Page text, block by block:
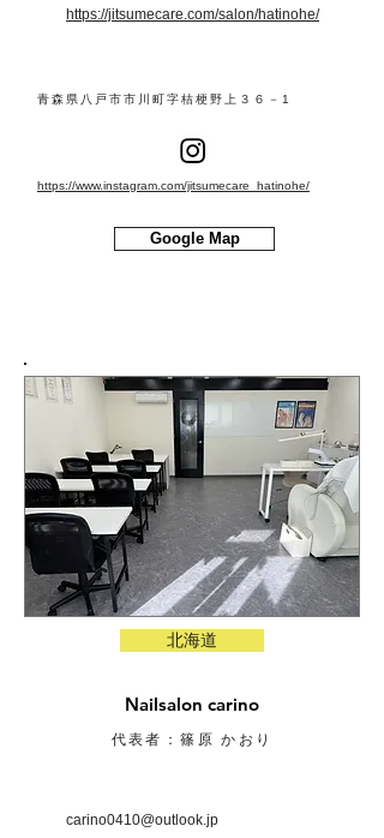
https://jitsumecare.com/salon/hatinohe/
青森県八戸市市川町字桔梗野上３６－1
https://www.instagram.com/jitsumecare_hatinohe/
Google Map
北海道
Nailsalon carino
代表者：篠原 かおり
carino0410@outlook.jp